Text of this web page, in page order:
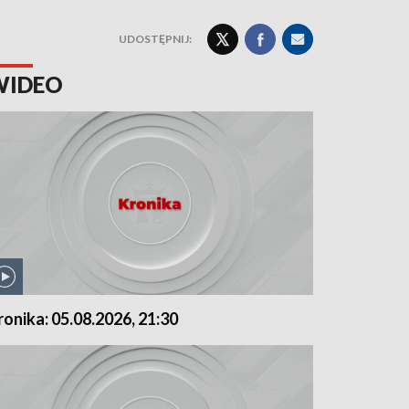
UDOSTĘPNIJ:
05.08.2026, 21:30